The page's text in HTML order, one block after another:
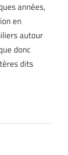
années,
en
autour
donc
dits